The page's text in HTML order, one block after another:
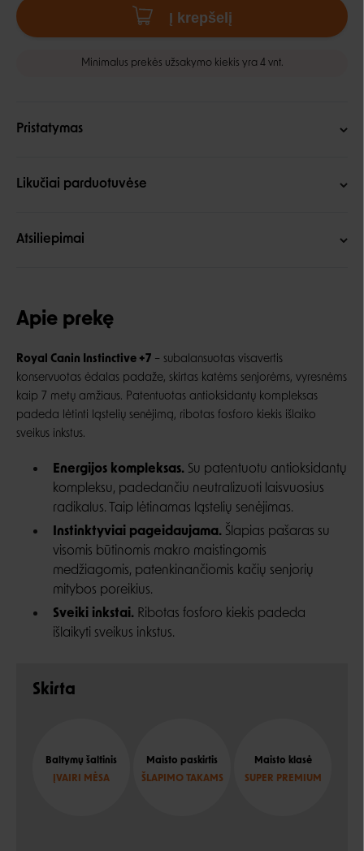
Į krepšelį
Minimalus prekės užsakymo kiekis yra 4 vnt.
Pristatymas
Likučiai parduotuvėse
Atsiliepimai
Apie prekę
Royal Canin Instinctive +7 – subalansuotas visavertis
konservuotas ėdalas padaže, skirtas katėms senjorėms, vyresnėms
kaip 7 metų amžiaus. Patentuotas antioksidantų kompleksas
padeda lėtinti ląstelių senėjimą, ribotas fosforo kiekis išlaiko
sveikus inkstus.
Energijos kompleksas. Su patentuotu antioksidantų
kompleksu, padedančiu neutralizuoti laisvuosius
radikalus. Taip lėtinamas ląstelių senėjimas.
Instinktyviai pageidaujama. Šlapias pašaras su
visomis būtinomis makro maistingomis
medžiagomis, patenkinančiomis kačių senjorių
mitybos poreikius.
Sveiki inkstai. Ribotas fosforo kiekis padeda
išlaikyti sveikus inkstus.
Skirta
Baltymų šaltinis
ĮVAIRI MĖSA
Maisto paskirtis
ŠLAPIMO TAKAMS
Maisto klasė
SUPER PREMIUM